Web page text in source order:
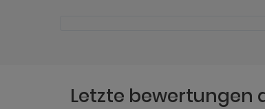
Letzte bewertungen